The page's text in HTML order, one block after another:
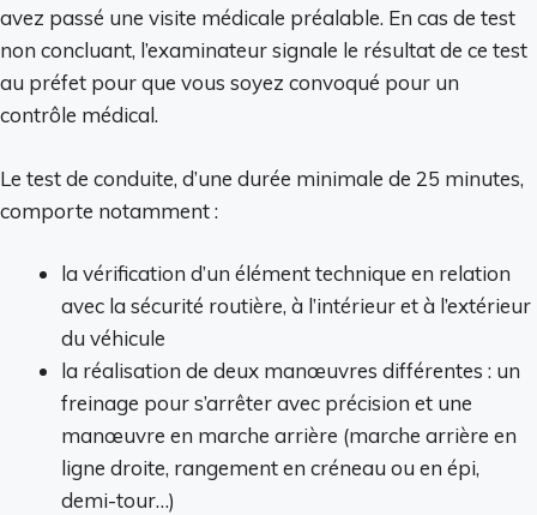
avez passé une visite médicale préalable. En cas de test
non concluant, l’examinateur signale le résultat de ce test
au préfet pour que vous soyez convoqué pour un
contrôle médical.
Le test de conduite, d’une durée minimale de 25 minutes,
comporte notamment :
la vérification d’un élément technique en relation
avec la sécurité routière, à l’intérieur et à l’extérieur
du véhicule
la réalisation de deux manœuvres différentes : un
freinage pour s’arrêter avec précision et une
manœuvre en marche arrière (marche arrière en
ligne droite, rangement en créneau ou en épi,
demi-tour…)